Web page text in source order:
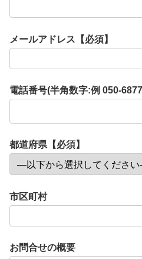
メールアドレス【必須】
電話番号(半角数字:例 050-
都道府県【必須】
市区町村
お問合せの概要